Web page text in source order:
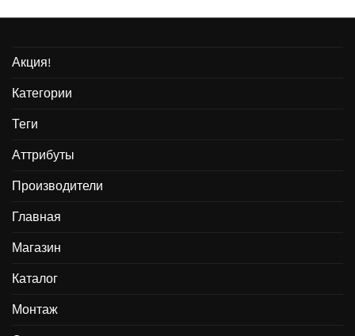
Акция!
Категории
Теги
Аттрибуты
Производители
Главная
Магазин
Каталог
Монтаж